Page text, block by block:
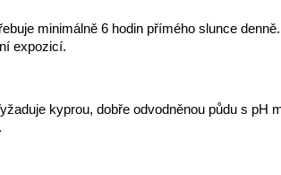
minimálně 6 hodin přímého slunce
expozicí.
kyprou, dobře odvodněnou půdu s pH